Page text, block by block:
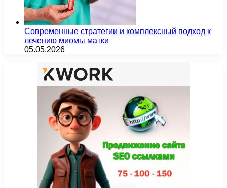
Современные стратегии и комплексный подход к
лечению миомы матки
05.05.2026